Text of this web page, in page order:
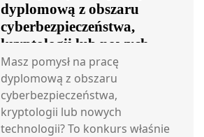
dyplomową z obszaru
cyberbezpieczeństwa,
kryptologii lub nowych
technologii? To konkurs
właśnie dla Ciebie!
Masz pomysł na pracę
dyplomową z obszaru
cyberbezpieczeństwa,
kryptologii lub nowych
technologii? To konkurs właśnie